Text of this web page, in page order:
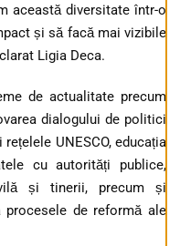
această diversitate într-o
și să facă mai vizibile
Ligia Deca.
de actualitate precum
dialogului de politici
UNESCO, educația
cu autorități publice,
și tinerii, precum și
de reformă ale